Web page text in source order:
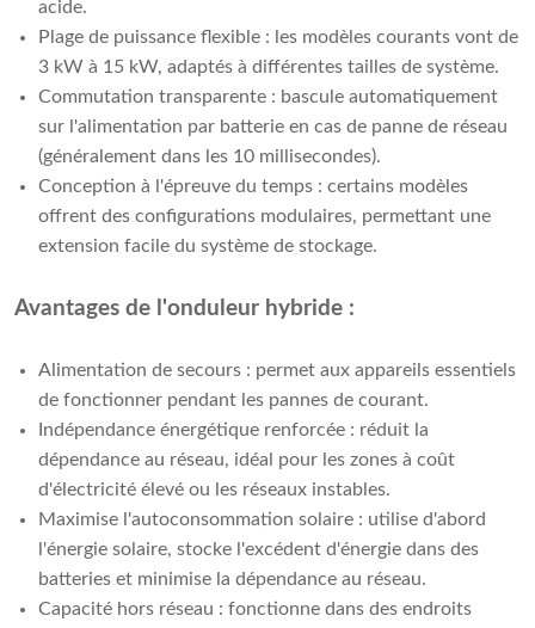
acide.
Plage de puissance flexible : les modèles courants vont de
3 kW à 15 kW, adaptés à différentes tailles de système.
Commutation transparente : bascule automatiquement
sur l'alimentation par batterie en cas de panne de réseau
(généralement dans les 10 millisecondes).
Conception à l'épreuve du temps : certains modèles
offrent des configurations modulaires, permettant une
extension facile du système de stockage.
Avantages de l'onduleur hybride :
Alimentation de secours : permet aux appareils essentiels
de fonctionner pendant les pannes de courant.
Indépendance énergétique renforcée : réduit la
dépendance au réseau, idéal pour les zones à coût
d'électricité élevé ou les réseaux instables.
Maximise l'autoconsommation solaire : utilise d'abord
l'énergie solaire, stocke l'excédent d'énergie dans des
batteries et minimise la dépendance au réseau.
Capacité hors réseau : fonctionne dans des endroits